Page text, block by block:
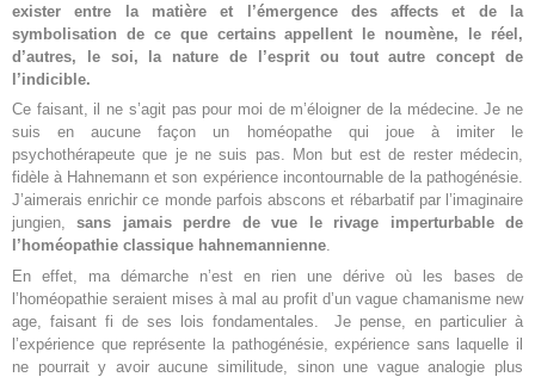
exister entre la matière et l’émergence des affects et de la
symbolisation de ce que certains appellent le noumène, le réel,
d’autres, le soi, la nature de l’esprit ou tout autre concept de
l’indicible.
Ce faisant, il ne s’agit pas pour moi de m’éloigner de la médecine. Je ne
suis en aucune façon un homéopathe qui joue à imiter le
psychothérapeute que je ne suis pas. Mon but est de rester médecin,
fidèle à Hahnemann et son expérience incontournable de la pathogénésie.
J’aimerais enrichir ce monde parfois abscons et rébarbatif par l’imaginaire
jungien,sans jamais perdre de vue le rivage imperturbable de
l’homéopathie classique hahnemannienne.
En effet, ma démarche n’est en rien une dérive où les bases de
l’homéopathie seraient mises à mal au profit d’un vague chamanisme new
age, faisant fi de ses lois fondamentales. Je pense, en particulier à
l’expérience que représente la pathogénésie, expérience sans laquelle il
ne pourrait y avoir aucune similitude, sinon une vague analogie plus